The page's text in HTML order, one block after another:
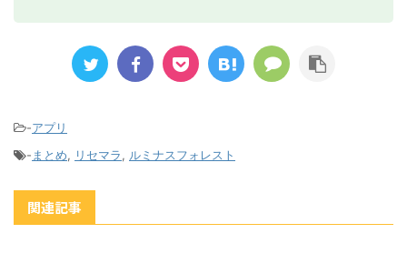
-アプリ
-まとめ, リセマラ, ルミナスフォレスト
関連記事